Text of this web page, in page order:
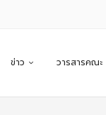
ข่าว วารสารคณะ